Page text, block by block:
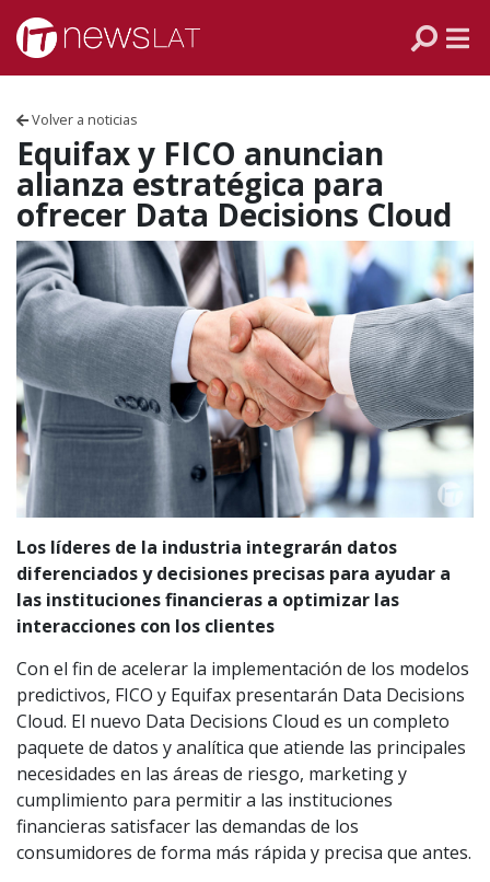
Skip to content
Volver a noticias
Equifax y FICO anuncian
alianza estratégica para
ofrecer Data Decisions Cloud
Los líderes de la industria integrarán datos
diferenciados y decisiones precisas para ayudar a
las instituciones financieras a optimizar las
interacciones con los clientes
Con el fin de acelerar la implementación de los modelos
predictivos, FICO y Equifax presentarán Data Decisions
Cloud. El nuevo Data Decisions Cloud es un completo
paquete de datos y analítica que atiende las principales
necesidades en las áreas de riesgo, marketing y
cumplimiento para permitir a las instituciones
financieras satisfacer las demandas de los
consumidores de forma más rápida y precisa que antes.
VENEZUELA
ECUADOR
PERÚ
CHILE
ARGENTINA
MÉXICO